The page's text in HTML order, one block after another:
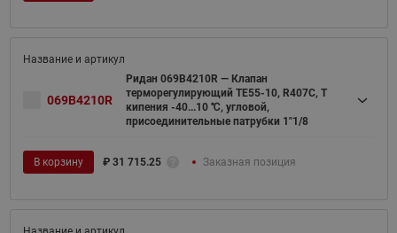
069B4210R
Ридан 069B4210R — Клапан
терморегулирующий TE55-10, R407C, T
кипения -40...10 ℃, угловой,
присоединительные патрубки 1"1/8
В корзину ₽ 31 715.25 Заказная позиция